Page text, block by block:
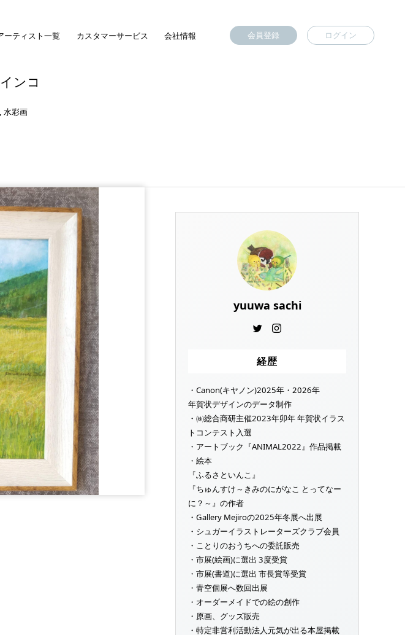
ーティスト一覧 カスタマーサービス 会社情報 会員登録 ログイン
ンコ
, 水彩画
yuuwa sachi
経歴
・Canon(キヤノン)2025年・2026年
年賀状デザインのデータ制作
・㈱総合商研主催2023年卯年 年賀状イラス
トコンテスト入選
・アートブック『ANIMAL2022』作品掲載
・絵本
『ふるさといんこ』
『ちゅんすけ～きみのにがなこ とってなー
に？～』の作者
・Gallery Mejiroの2025年冬展へ出展
・シュガーイラストレーターズクラブ会員
・ことりのおうちへの委託販売
・市展(絵画)に選出 3度受賞
・市展(書道)に選出 市長賞等受賞
・青空個展へ数回出展
・オーダーメイドでの絵の創作
・原画、グッズ販売
・特定非営利活動法人元気が出る本屋掲載